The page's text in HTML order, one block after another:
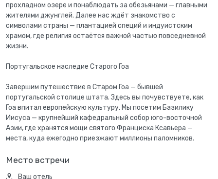
прохладном озере и понаблюдать за обезьянами — главными
жителями джунглей. Далее нас ждёт знакомство с
символами страны — плантацией специй и индуистским
храмом, где религия остаётся важной частью повседневной
жизни.
Португальское наследие Старого Гоа
Завершим путешествие в Старом Гоа — бывшей
португальской столице штата. Здесь вы почувствуете, как
Гоа впитал европейскую культуру. Мы посетим Базилику
Иисуса — крупнейший кафедральный собор юго-восточной
Азии, где хранятся мощи святого Франциска Ксавьера —
места, куда ежегодно приезжают миллионы паломников.
Место встречи
Ваш отель